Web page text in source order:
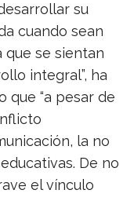
su
cuando sean
que se sientan
integral”, ha
que “a pesar de
la no
De no
el vínculo